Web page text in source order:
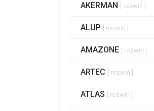
AKERMAN [ rozwiń ]
ALUP [ rozwiń ]
AMAZONE [ rozwiń ]
ARTEC [ rozwiń ]
ATLAS [ rozwiń ]